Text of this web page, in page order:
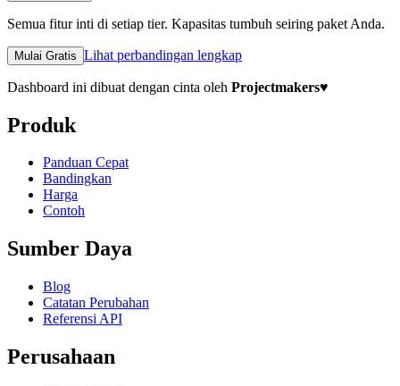
Semua fitur inti di setiap tier. Kapasitas tumbuh seiring paket Anda.
Mulai Gratis Lihat perbandingan lengkap
Dashboard ini dibuat dengan cinta oleh Projectmakers♥
Produk
Panduan Cepat
Bandingkan
Harga
Contoh
Sumber Daya
Blog
Catatan Perubahan
Referensi API
Perusahaan